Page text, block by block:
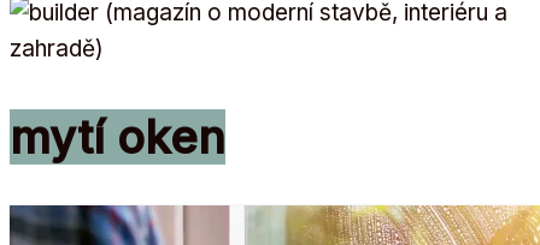
mytí oken